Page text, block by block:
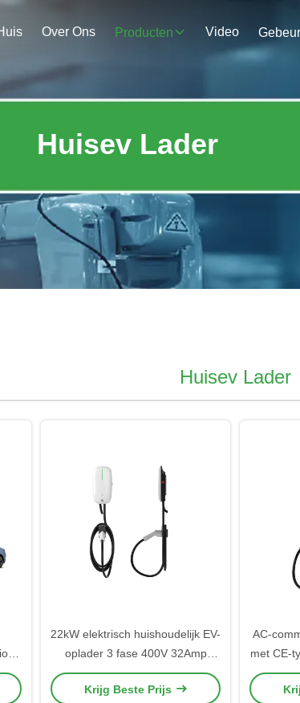
Over Ons Producten Video
Huisev Lader
Huisev Lader
22kW elektrisch huishoudelijk EV-
oplader 3 fase 400V 32Amp
Muurtje aan de muur Makkelijk te
installeren
Krijg Beste Prijs
AC-
met CE-